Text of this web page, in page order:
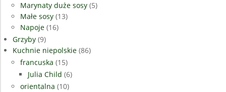
Marynaty duże sosy (5)
Małe sosy (13)
Napoje (16)
Grzyby (9)
Kuchnie niepolskie (86)
francuska (15)
Julia Child (6)
orientalna (10)